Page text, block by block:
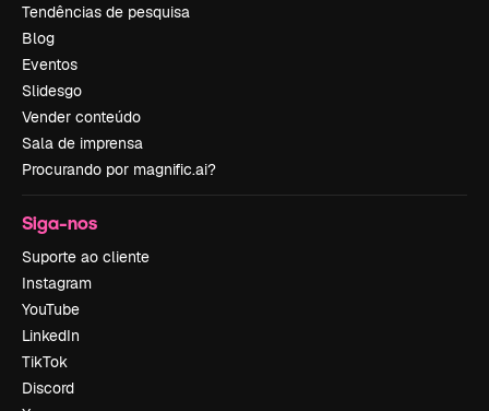
Tendências de pesquisa
Blog
Eventos
Slidesgo
Vender conteúdo
Sala de imprensa
Procurando por magnific.ai?
Siga-nos
Suporte ao cliente
Instagram
YouTube
LinkedIn
TikTok
Discord